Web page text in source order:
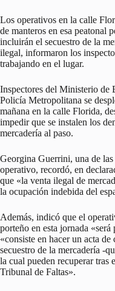
Los operativos en la calle
de manteros en esa peatonal
incluirán el secuestro de la
ilegal, informaron los
trabajando en el lugar.
Inspectores del Ministerio de
Policía Metropolitana se
mañana en la calle Florida,
impedir que se instalen los
mercadería al paso.
Georgina Guerrini, una de
operativo, recordó, en
que «la venta ilegal de
la ocupación indebida del
Además, indicó que el
porteño en esta jornada
«consiste en hacer un acta
secuestro de la mercadería -
la cual pueden recuperar tras
Tribunal de Faltas».